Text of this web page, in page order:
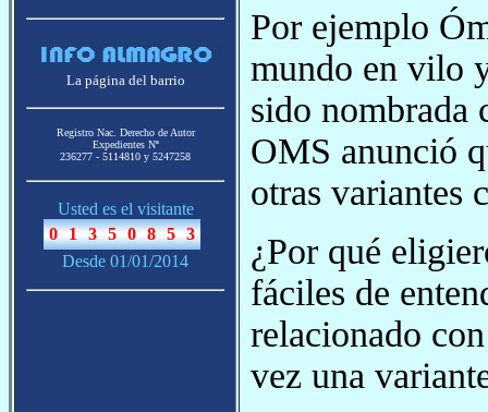
La página del barrio
Registro Nac. Derecho de Autor
Expedientes Nª
236277 - 5114810 y 5247258
Usted es el visitante
Desde 01/01/2014
Por ejemplo
mundo en vilo
sido nombrada
OMS anunció
otras variantes
¿Por qué
fáciles de
relacionado
vez una